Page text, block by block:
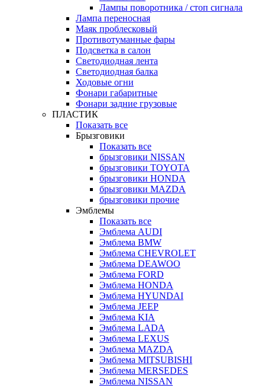
Лампы поворотника / стоп сигнала
Лампа переносная
Маяк проблесковый
Противотуманные фары
Подсветка в салон
Светодиодная лента
Светодиодная балка
Ходовые огни
Фонари габаритные
Фонари задние грузовые
ПЛАСТИК
Показать все
Брызговики
Показать все
брызговики NISSAN
брызговики TOYOTA
брызговики HONDA
брызговики MAZDA
брызговики прочие
Эмблемы
Показать все
Эмблема AUDI
Эмблема BMW
Эмблема CHEVROLET
Эмблема DEAWOO
Эмблема FORD
Эмблема HONDA
Эмблема HYUNDAI
Эмблема JEEP
Эмблема KIA
Эмблема LADA
Эмблема LEXUS
Эмблема MAZDA
Эмблема MITSUBISHI
Эмблема MERSEDES
Эмблема NISSAN